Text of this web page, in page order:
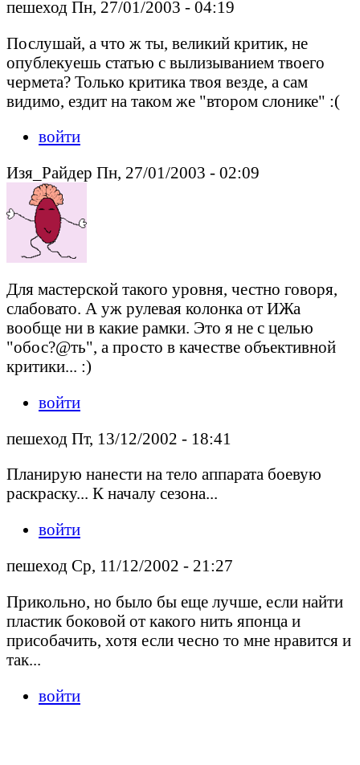
пешеход Пн, 27/01/2003 - 04:19
Послушай, а что ж ты, великий критик, не
опублекуешь статью с вылизыванием твоего
чермета? Только критика твоя везде, а сам
видимо, ездит на таком же "втором слонике" :(
войти
Изя_Райдер Пн, 27/01/2003 - 02:09
Для мастерской такого уровня, честно говоря,
слабовато. А уж рулевая колонка от ИЖа
вообще ни в какие рамки. Это я не с целью
"обос?@ть", а просто в качестве объективной
критики... :)
войти
пешеход Пт, 13/12/2002 - 18:41
Планирую нанести на тело аппарата боевую
раскраску... К началу сезона...
войти
пешеход Ср, 11/12/2002 - 21:27
Прикольно, но было бы еще лучше, если найти
пластик боковой от какого нить японца и
присобачить, хотя если чесно то мне нравится и
так...
войти